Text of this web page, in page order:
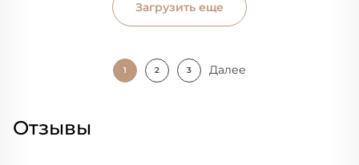
Загрузить еще
1 2 3 Далее
Отзывы